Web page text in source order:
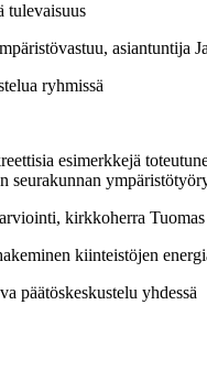
asiantuntija
ryhmissä
toteutuneista ja
seurakunnan
kirkkoherra
kiinteistöjen
yhdessä